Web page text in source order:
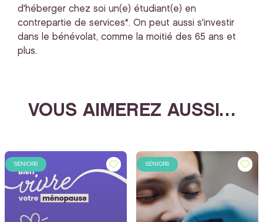
d'héberger chez soi un(e) étudiant(e) en
contrepartie de services*. On peut aussi s'investir
dans le bénévolat, comme la moitié des 65 ans et
plus.
VOUS AIMEREZ AUSSI…
SÉNIORS SÉNIORS